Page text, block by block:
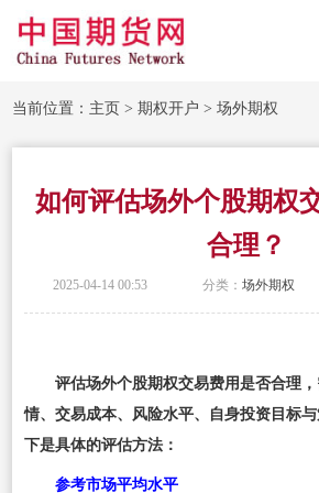
当前位置： 主页 >期权开户 >场外期权
如何评估场外个股期权
合理？
2025-04-14 00:53 分类： 场外期权
评估场外个股期权交易费用是否合理，
情、交易成本、风险水平、自身投资目标
下是具体的评估方法：
参考市场平均水平